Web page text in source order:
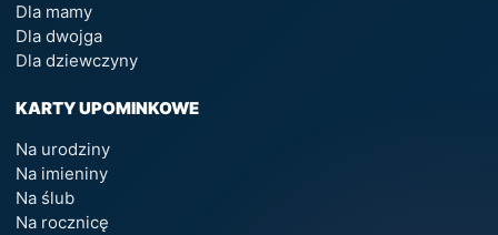
Dla mamy
Dla dwojga
Dla dziewczyny
KARTY UPOMINKOWE
Na urodziny
Na imieniny
Na ślub
Na rocznicę